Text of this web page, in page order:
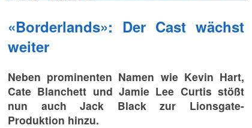
«Borderlands»: Der Cast wächst
weiter
Neben prominenten Namen wie Kevin Hart,
Cate Blanchett und Jamie Lee Curtis stößt
nun auch Jack Black zur Lionsgate-
Produktion hinzu.